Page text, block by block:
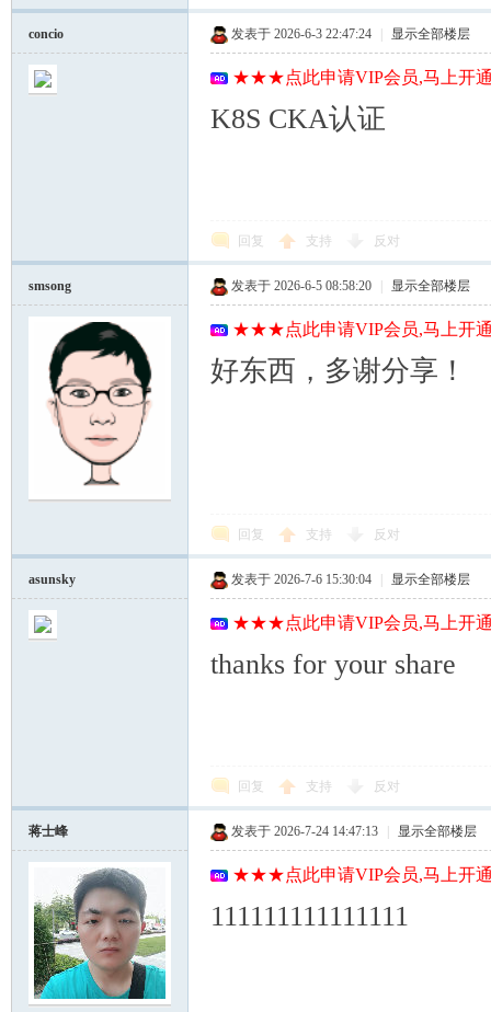
concio 发表于 2026-6-3 22:47:24 显示全部楼层
★★★点此申请VIP会员,马上开
K8S CKA认证
回复 支持 反对
smsong 发表于 2026-6-5 08:58:20 显示全部楼层
★★★点此申请VIP会员,马上开
好东西，多谢分享！
回复 支持 反对
asunsky 发表于 2026-7-6 15:30:04 显示全部楼层
★★★点此申请VIP会员,马上开
thanks for your share
回复 支持 反对
蒋士峰 发表于 2026-7-24 14:47:13 显示全部楼层
★★★点此申请VIP会员,马上开
111111111111111